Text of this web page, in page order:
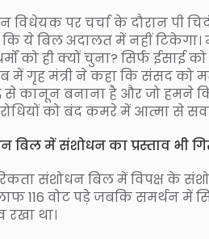
विधेयक पर चर्चा के दौरान पी
ये बिल अदालत में नहीं
को ही क्यों चुना? सिर्फ ईसाई
में गृह मंत्री ने कहा कि संसद को
से कानून बनाना है और जो हमने
को बंद कमरे में आत्मा से
बिल में संशोधन का प्रस्ताव भी
संशोधन बिल में विपक्ष के
116 वोट पड़े जबकि समर्थन में
रखा था।